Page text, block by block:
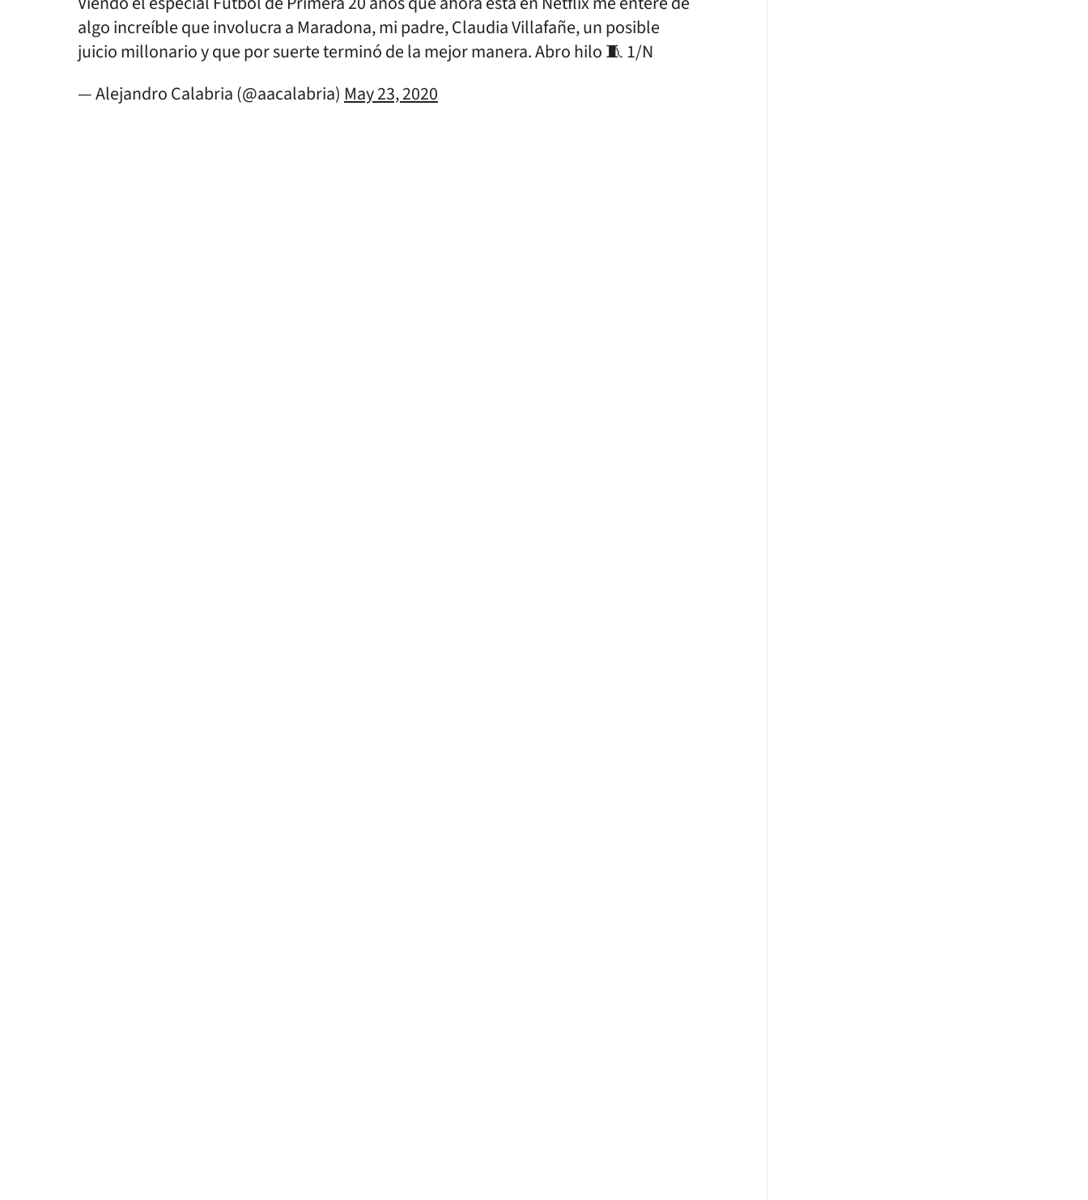
algo increíble que involucra a Maradona, mi padre, Claudia Villafañe, un posible
juicio millonario y que por suerte terminó de la mejor manera. Abro hilo 🧵 1/N
— Alejandro Calabria (@aacalabria) May 23, 2020